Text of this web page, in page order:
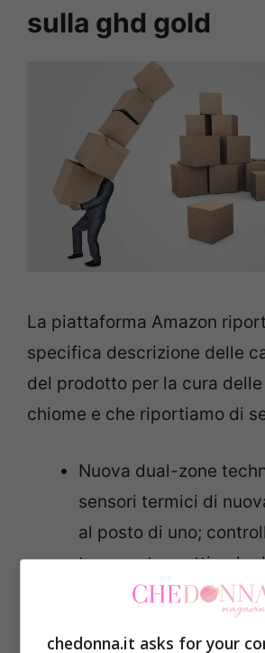
sulla ghd gold
La piattaforma Amazon
specifica descrizione delle
del prodotto per la cura
chiome e che riportiamo di
Nuova dual-zone
sensori termici di
al posto di uno;
temperatura ottimale
base alle punte, per
più setosi e
chedonna.it asks for your